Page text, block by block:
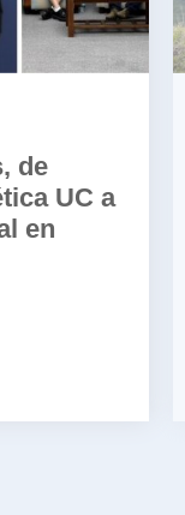
de
UC a
en